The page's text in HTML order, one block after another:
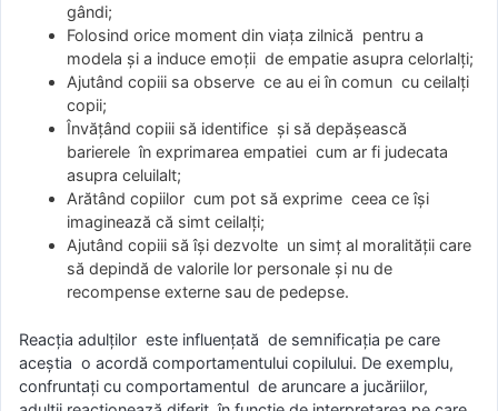
gândi;
Folosind orice moment din viața zilnică pentru a
modela și a induce emoții de empatie asupra celorlalți;
Ajutând copiii sa observe ce au ei în comun cu ceilalți
copii;
Învățând copiii să identifice și să depășească
barierele în exprimarea empatiei cum ar fi judecata
asupra celuilalt;
Arătând copiilor cum pot să exprime ceea ce își
imaginează că simt ceilalți;
Ajutând copiii să își dezvolte un simț al moralității care
să depindă de valorile lor personale și nu de
recompense externe sau de pedepse.
Reacția adulților este influențată de semnificația pe care
aceștia o acordă comportamentului copilului. De exemplu,
confruntați cu comportamentul de aruncare a jucăriilor,